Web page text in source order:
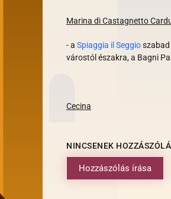
Marina di Castagnetto
- a Spiaggia il Seggioszabad
várostól északra, a Bagni
Cecina
NINCSENEK
Hozzászólás írása